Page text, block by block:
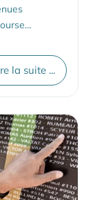
la suite ...